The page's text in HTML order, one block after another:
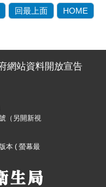
回最上面 HOME
網站資料開放宣告
（另開新視
本 ( 螢幕最